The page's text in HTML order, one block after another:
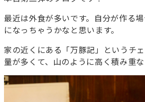
最近は外食が多いです。自分が作る
になっちゃうかなと思います。
家の近くにある「万豚記」というチ
量が多くて、山のように高く積み重